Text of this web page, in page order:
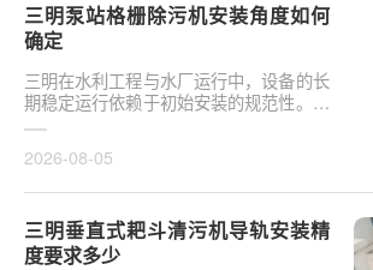
三明泵站格栅除污机安装角度如何
确定
三明在水利工程与水厂运行中，设备的长
期稳定运行依赖于初始安装的规范性。对
于泵站核心拦污设备而言，其倾斜度直接
2026-08-05
三明垂直式耙斗清污机导轨安装精
度要求多少